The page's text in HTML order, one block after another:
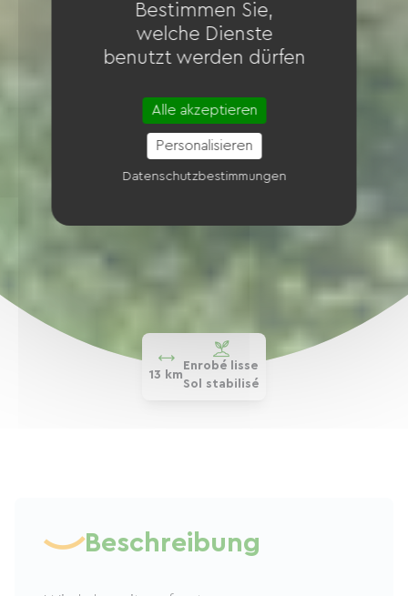
13 km
Enrobé lisse
Sol stabilisé
Beschreibung
Bestimmen Sie,
welche Dienste
benutzt werden dürfen
Alle akzeptieren
Personalisieren
Datenschutzbestimmungen